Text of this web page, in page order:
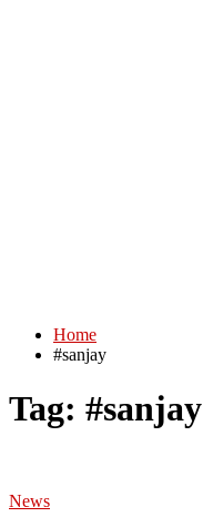
Home
#sanjay
Tag: #sanjay
News